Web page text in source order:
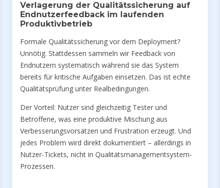
Verlagerung der Qualitätssicherung auf
Endnutzerfeedback im laufenden
Produktivbetrieb
Formale Qualitätssicherung vor dem Deployment?
Unnötig. Stattdessen sammeln wir Feedback von
Endnutzern systematisch während sie das System
bereits für kritische Aufgaben einsetzen. Das ist echte
Qualitätsprüfung unter Realbedingungen.
Der Vorteil: Nutzer sind gleichzeitig Tester und
Betroffene, was eine produktive Mischung aus
Verbesserungsvorsätzen und Frustration erzeugt. Und
jedes Problem wird direkt dokumentiert – allerdings in
Nutzer-Tickets, nicht in Qualitätsmanagementsystem-
Prozessen.